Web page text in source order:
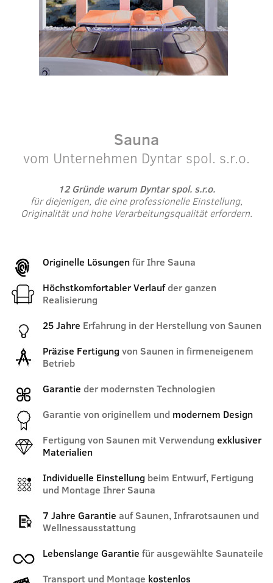
Sauna
vom Unternehmen Dyntar spol. s.r.o.
12 Gründe warum Dyntar spol. s.r.o.
für diejenigen, die eine professionelle Einstellung,
Originalität und hohe Verarbeitungsqualität erfordern.
Originelle Lösungenfür Ihre Sauna
Höchstkomfortabler Verlaufder ganzen
Realisierung
25 Jahre Erfahrung in der Herstellung von Saunen
Präzise Fertigung von Saunen in firmeneigenem
Betrieb
Garantie der modernsten Technologien
Garantie von originellem und modernem Design
Fertigung von Saunen mit Verwendung exklusiver
Materialien
Individuelle Einstellung beim Entwurf, Fertigung
und Montage Ihrer Sauna
7 Jahre Garantie auf Saunen, Infrarotsaunen und
Wellnessausstattung
Lebenslange Garantie für ausgewählte Saunateile
Transport und Montage kostenlos